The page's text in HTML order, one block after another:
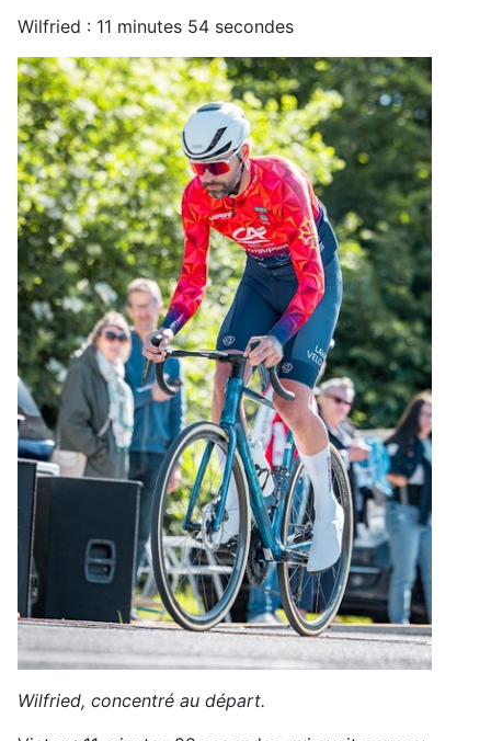
Wilfried : 11 minutes 54 secondes
Wilfried, concentré au départ.